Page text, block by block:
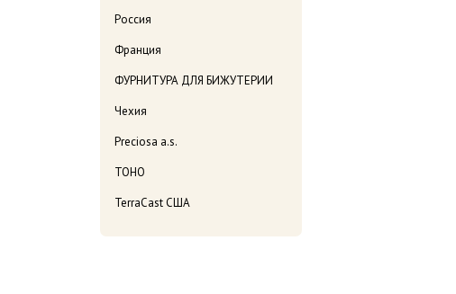
Россия
Франция
ФУРНИТУРА ДЛЯ БИЖУТЕРИИ
Чехия
Preciosa a.s.
TOHO
TerraCast США